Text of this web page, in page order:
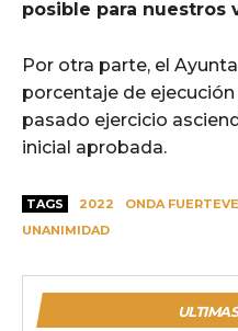
posible para nuestros
Por otra parte, el
porcentaje de
pasado ejercicio
inicial aprobada.
TAGS 2022 ONDA
UNANIMIDAD